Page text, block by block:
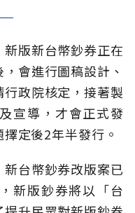
版新台幣鈔券正在
會進行圖稿設計、
政院核定，接著製
宣導，才會正式發
定後2年半發行。
台幣鈔券改版案已
新版鈔券將以「台